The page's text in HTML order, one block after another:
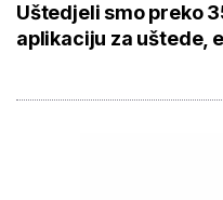
Uštedjeli smo preko
aplikaciju za uštede,